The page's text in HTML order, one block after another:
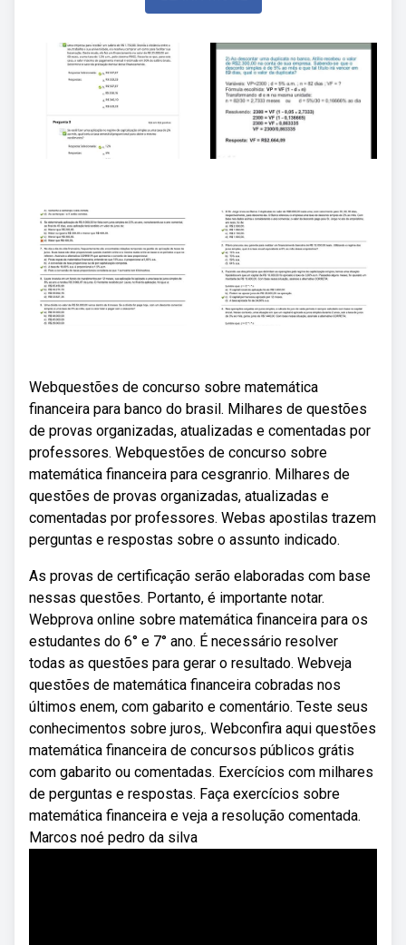
Webquestões de concurso sobre matemática
financeira para banco do brasil. Milhares de questões
de provas organizadas, atualizadas e comentadas por
professores. Webquestões de concurso sobre
matemática financeira para cesgranrio. Milhares de
questões de provas organizadas, atualizadas e
comentadas por professores. Webas apostilas trazem
perguntas e respostas sobre o assunto indicado.
As provas de certificação serão elaboradas com base
nessas questões. Portanto, é importante notar.
Webprova online sobre matemática financeira para os
estudantes do 6° e 7° ano. É necessário resolver
todas as questões para gerar o resultado. Webveja
questões de matemática financeira cobradas nos
últimos enem, com gabarito e comentário. Teste seus
conhecimentos sobre juros,. Webconfira aqui questões
matemática financeira de concursos públicos grátis
com gabarito ou comentadas. Exercícios com milhares
de perguntas e respostas. Faça exercícios sobre
matemática financeira e veja a resolução comentada.
Marcos noé pedro da silva